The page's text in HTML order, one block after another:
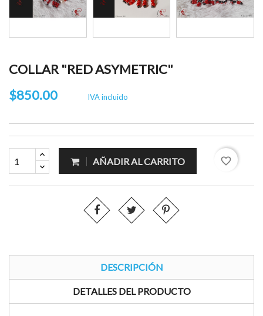
COLLAR "RED ASYMETRIC"
$850.00
IVA incluido
AÑADIR AL CARRITO favorite_border
DESCRIPCIÓN
DETALLES DEL PRODUCTO